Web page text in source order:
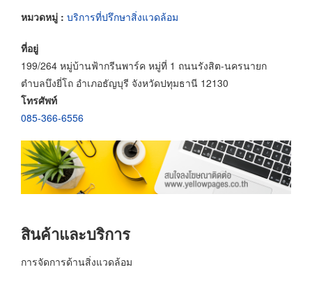
หมวดหมู่ : บริการที่ปรึกษาสิ่งแวดล้อม
ที่อยู่
199/264 หมู่บ้านฟ้ากรีนพาร์ค หมู่ที่ 1 ถนนรังสิต-นครนายก
ตำบลบึงยี่โถ อำเภอธัญบุรี จังหวัดปทุมธานี 12130
โทรศัพท์
085-366-6556
สินค้าและบริการ
การจัดการด้านสิ่งแวดล้อม